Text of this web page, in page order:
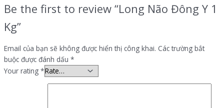
Be the first to review “Long Não Đông Y 1
Kg”
Email của bạn sẽ không được hiển thị công khai. Các trường bắt
buộc được đánh dấu *
Your rating *